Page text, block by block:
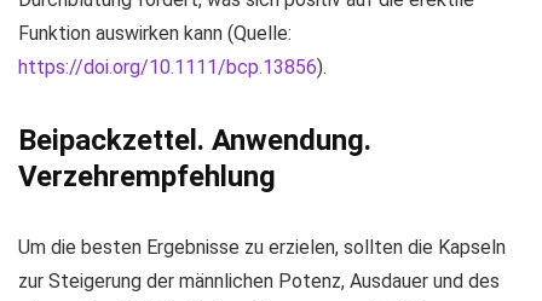
Funktion auswirken kann (Quelle:
https://doi.org/10.1111/bcp.13856).
Beipackzettel. Anwendung.
Verzehrempfehlung
Um die besten Ergebnisse zu erzielen, sollten die Kapseln
zur Steigerung der männlichen Potenz, Ausdauer und des